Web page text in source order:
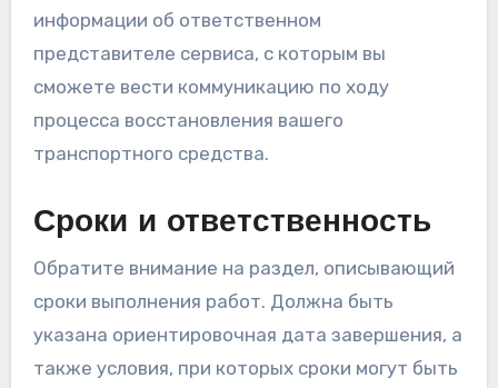
информации об ответственном
представителе сервиса, с которым вы
сможете вести коммуникацию по ходу
процесса восстановления вашего
транспортного средства.
Сроки и ответственность
Обратите внимание на раздел, описывающий
сроки выполнения работ. Должна быть
указана ориентировочная дата завершения, а
также условия, при которых сроки могут быть